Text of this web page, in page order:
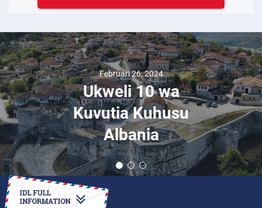
Februari 26, 2024
Ukweli 10 wa
Kuvutia Kuhusu
Albania
JINSI YA